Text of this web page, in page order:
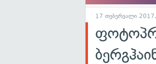
17 თებერვალი